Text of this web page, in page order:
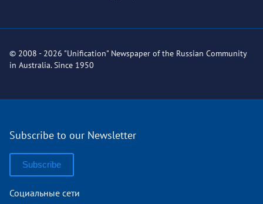
© 2008 - 2026 "Unification" Newspaper of the Russian Community
in Australia. Since 1950
Subscribe to our Newsletter
Subscribe
Социальные сети